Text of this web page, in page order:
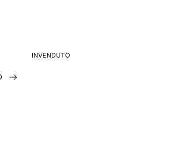
INVENDUTO